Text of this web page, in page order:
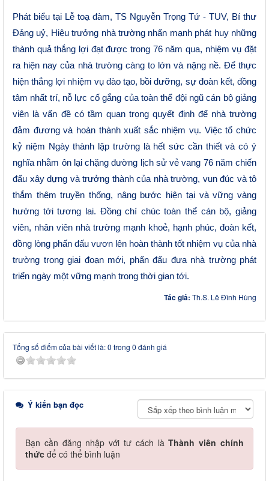
Phát biểu tại Lễ toạ đàm, TS Nguyễn Trọng Tứ - TUV, Bí thư
Đảng uỷ, Hiệu trưởng nhà trường nhấn mạnh phát huy những
thành quả thắng lợi đạt được trong 76 năm qua, nhiệm vụ đặt
ra hiện nay của nhà trường càng to lớn và nặng nề. Để thực
hiện thắng lợi nhiệm vụ đào tạo, bồi dưỡng, sự đoàn kết, đồng
tâm nhất trí, nỗ lực cố gắng của toàn thể đội ngũ cán bộ giảng
viên là vấn đề có tầm quan trọng quyết định để nhà trường
đảm đương và hoàn thành xuất sắc nhiệm vụ. Việc tổ chức
kỷ niệm Ngày thành lập trường là hết sức cần thiết và có ý
nghĩa nhằm ôn lại chặng đường lịch sử vẻ vang 76 năm chiến
đấu xây dựng và trưởng thành của nhà trường, vun đúc và tô
thắm thêm truyền thống, nâng bước hiện tại và vững vàng
hướng tới tương lai. Đồng chí chúc toàn thể cán bộ, giảng
viên, nhân viên nhà trường mạnh khoẻ, hạnh phúc, đoàn kết,
đồng lòng phấn đấu vươn lên hoàn thành tốt nhiệm vụ của nhà
trường trong giai đoạn mới, phấn đấu đưa nhà trường phát
triển ngày một vững mạnh trong thời gian tới.
Tác giả: Th.S. Lê Đình Hùng
Tổng số điểm của bài viết là: 0 trong 0 đánh giá
Ý kiến bạn đọc
Bạn cần đăng nhập với tư cách làThành viên chính
thức để có thể bình luận